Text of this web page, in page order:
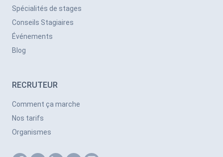
Spécialités de stages
Conseils Stagiaires
Événements
Blog
RECRUTEUR
Comment ça marche
Nos tarifs
Organismes